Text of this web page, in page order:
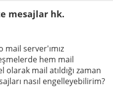
mesajlar hk.
server'ımız
hem mail
mail atıldığı zaman
nasıl engelleyebilirim?